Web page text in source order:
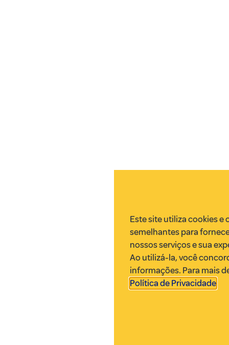
Este site utiliza cookies e
semelhantes para
nossos serviços e sua
Ao utilizá-la, você
informações. Para mais
Política de Privacidade.